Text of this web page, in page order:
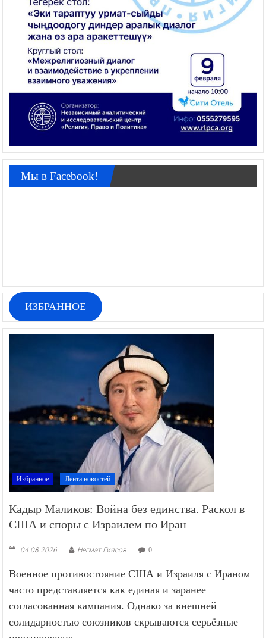
Мы в Facebook!
ИЗБРАННОЕ
Избранное Лента новостей
Кадыр Маликов: Война без единства. Раскол в
США и споры с Израилем по Иран
04.08.2026 Негмат Гиясов 0
Военное противостояние США и Израиля с Ираном
часто представляется как единая и заранее
согласованная кампания. Однако за внешней
солидарностью союзников скрываются серьёзные